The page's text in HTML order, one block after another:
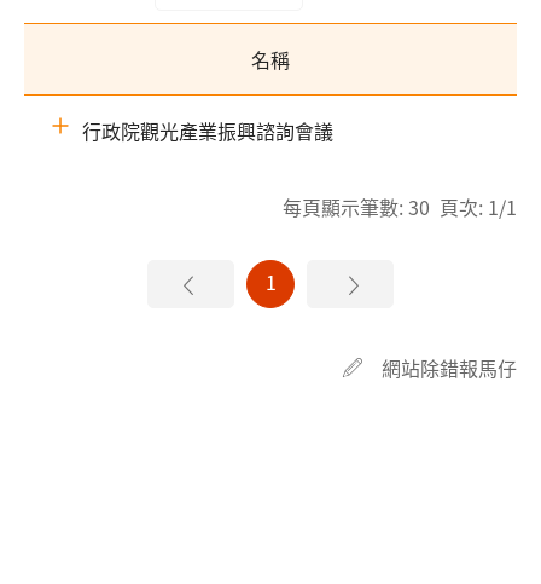
名稱
行政院觀光產業振興諮詢會議
每頁顯示筆數: 30 頁次: 1/1
1
網站除錯報馬仔